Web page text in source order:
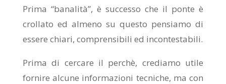
Prima “banalità”, è successo che il ponte è
crollato ed almeno su questo pensiamo di
essere chiari, comprensibili ed incontestabili.
Prima di cercare il perchè, crediamo utile
fornire alcune informazioni tecniche, ma con